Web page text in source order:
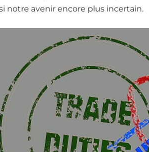
notre avenir encore plus incertain.